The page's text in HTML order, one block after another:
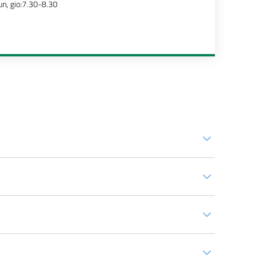
gio:7.30-8.30